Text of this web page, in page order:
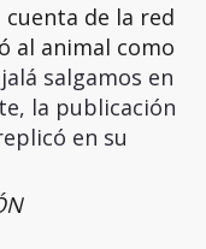
de la red
al animal como
salgamos en
la publicación
en su